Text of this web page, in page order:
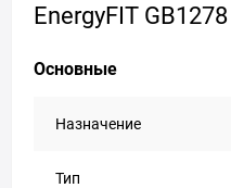
EnergyFIT GB1278
Основные
Назначение
Тип